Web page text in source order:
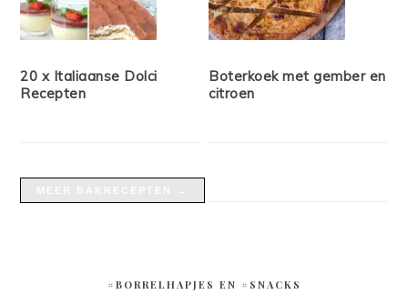
20 x Italiaanse Dolci
Recepten
Boterkoek met gember en
citroen
#BORRELHAPJES EN #SNACKS